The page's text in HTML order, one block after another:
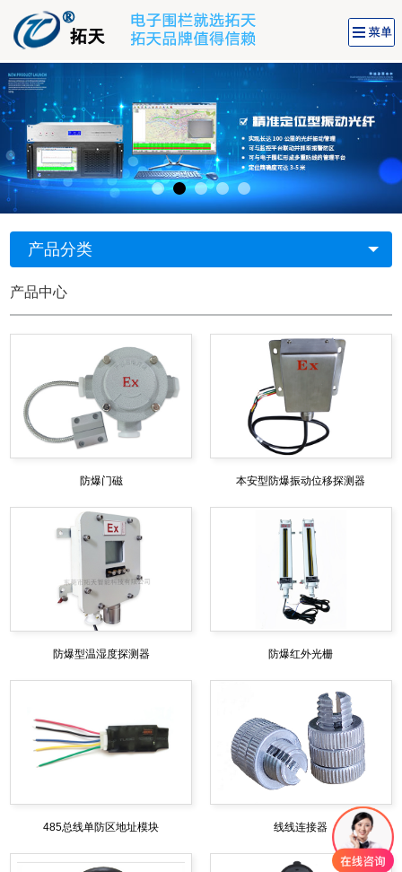
产品分类
产品中心
防爆门磁 本安型防爆振动位移探测器
防爆型温湿度探测器 防爆红外光栅
485总线单防区地址模块 线线连接器